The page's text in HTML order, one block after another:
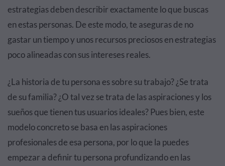
estrategias deben describir exactamente lo que buscas
en estas personas. De este modo, te aseguras de no
gastar un tiempo y unos recursos preciosos en estrategias
poco alineadas con sus intereses reales.
¿La historia de tu persona es sobre su trabajo? ¿Se trata
de su familia? ¿O tal vez se trata de las aspiraciones y los
sueños que tienen tus usuarios ideales? Pues bien, este
modelo concreto se basa en las aspiraciones
profesionales de esa persona, por lo que la puedes
empezar a definir tu persona profundizando en las